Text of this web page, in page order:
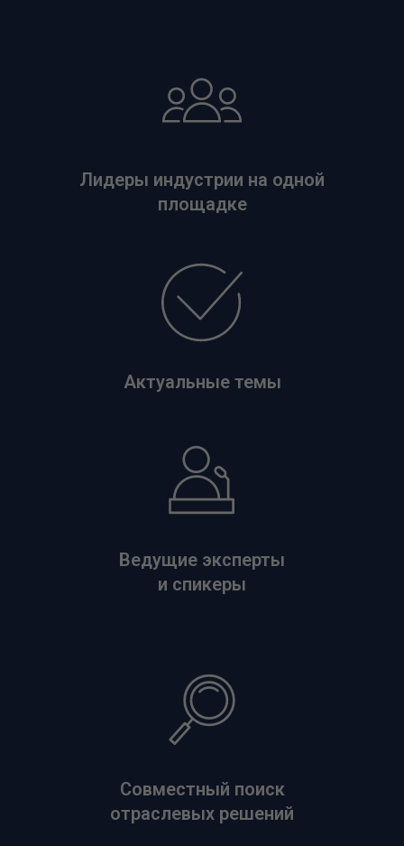
Лидеры индустрии на одной
площадке
Актуальные темы
Ведущие эксперты
и спикеры
Совместный поиск
отраслевых решений